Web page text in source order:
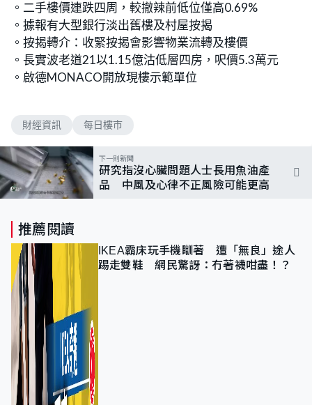
.
2
3
%
。二手樓價連跌四周，較撤辣前低位僅高0.69%
。據報有大型銀行淡出舊樓及村屋按揭
。按揭轉介：收緊按揭會影響物業流轉及樓價
。長實波老道21以1.15億沽低層四房，呎價5.3萬元
。啟德MONACO開放現樓示範單位
財經資訊 每日樓市
下一則新聞
研究指沒心臟問題人士長用魚油產
品 中風及心律不正風險可能更高
推薦閱讀
IKEA霸床玩手機瞓著 遭「無良」途人
踢走雙鞋 網民驚訝：冇著襪咁盡！？